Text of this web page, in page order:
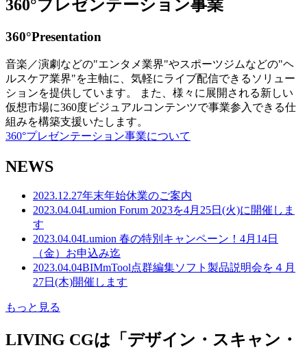
360°プレゼンテーション事業
360°Presentation
音楽／演劇などの"エンタメ業界"やスポーツジムなどの"ヘ
ルスケア業界"を主軸に、気軽にライブ配信できるソリュー
ションを提供しています。 また、様々に展開される新しい
仮想市場に360度ビジュアルコンテンツで事業参入できる仕
組みを構築支援いたします。
360°プレゼンテーション事業について
NEWS
2023.12.27年末年始休業のご案内
2023.04.04Lumion Forum 2023を4月25日(火)に開催しま
す
2023.04.04Lumion 春の特別キャンペーン！4月14日
（金）お申込み迄
2023.04.04BIMmTool点群編集ソフト製品説明会を４月
27日(木)開催します
もっと見る
LIVING CGは「デザイン・スキャン・